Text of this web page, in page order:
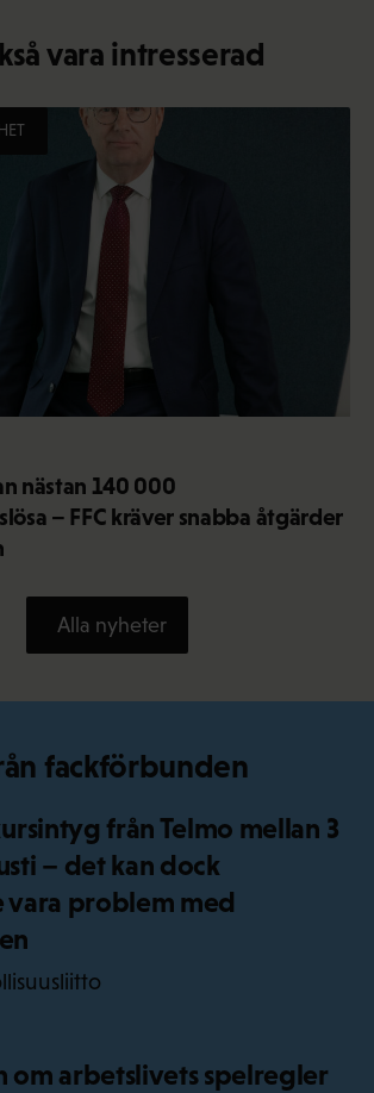
vara intresserad
nästan 140 000
– FFC kräver snabba åtgärder
Alla nyheter
fackförbunden
från Telmo mellan 3
– det kan dock
problem med
om arbetslivets spelregler